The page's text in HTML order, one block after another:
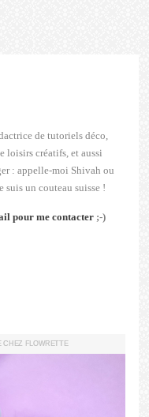
de tutoriels déco,
loisirs créatifs, et aussi
: appelle-moi Shivah ou
un couteau suisse !
pour me contacter ;-)
CHEZ FLOWRETTE